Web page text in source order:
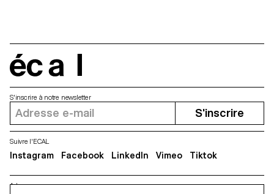
Adresse
S'inscrire à notre newsletter
S'inscrire
Suivre l'ECAL
Instagram Facebook LinkedIn Vimeo Tiktok